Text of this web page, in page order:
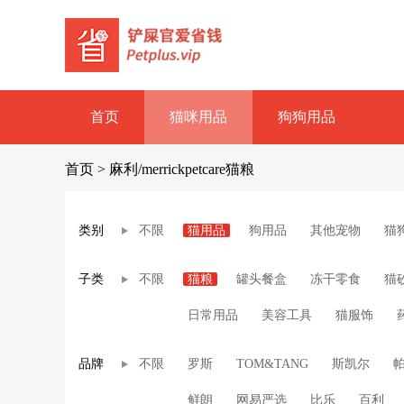
首页 猫咪用品 狗狗用品
首页 > 麻利/merrickpetcare猫粮
类别 不限 猫用品 狗用品 其他宠物 猫
子类 不限 猫粮 罐头餐盒 冻干零食 猫
日常用品 美容工具 猫服饰
品牌 不限 罗斯 TOM&TANG 斯凯尔
鲜朗 网易严选 比乐 百利